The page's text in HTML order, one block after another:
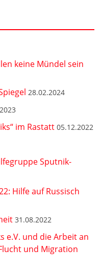
keine Mündel sein
28.02.2024
im Rastatt 05.12.2022
Sputnik-
Hilfe auf Russisch
31.08.2022
e.V. und die Arbeit an
und Migration